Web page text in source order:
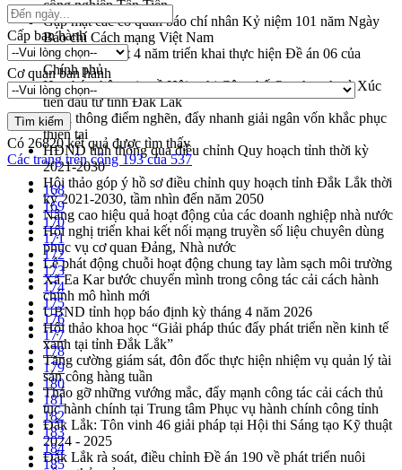
công nghiệp Tân Tiến
Gặp mặt các cơ quan báo chí nhân Kỷ niệm 101 năm Ngày
Báo chí Cách mạng Việt Nam
Đắk Lắk sơ kết 4 năm triển khai thực hiện Đề án 06 của
Chính phủ
Họp báo thông tin về Hội nghị Công bố Quy hoạch và Xúc
tiến đầu tư tỉnh Đắk Lắk
Khơi thông điểm nghẽn, đẩy nhanh giải ngân vốn khắc phục
thiên tai
HĐND tỉnh thông qua điều chỉnh Quy hoạch tỉnh thời kỳ
2021-2030
Hội thảo góp ý hồ sơ điều chỉnh quy hoạch tỉnh Đắk Lắk thời
kỳ 2021-2030, tầm nhìn đến năm 2050
Nâng cao hiệu quả hoạt động của các doanh nghiệp nhà nước
Hội nghị triển khai kết nối mạng truyền số liệu chuyên dùng
phục vụ cơ quan Đảng, Nhà nước
Lễ phát động chuỗi hoạt động chung tay làm sạch môi trường
Xã Ea Kar bước chuyển mình trong công tác cải cách hành
chính mô hình mới
UBND tỉnh họp báo định kỳ tháng 4 năm 2026
Hội thảo khoa học “Giải pháp thúc đẩy phát triển nền kinh tế
xanh tại tỉnh Đắk Lắk”
Tăng cường giám sát, đôn đốc thực hiện nhiệm vụ quản lý tài
sản công hàng tuần
Tháo gỡ những vướng mắc, đẩy mạnh công tác cải cách thủ
tục hành chính tại Trung tâm Phục vụ hành chính công tỉnh
Đắk Lắk: Tôn vinh 46 giải pháp tại Hội thi Sáng tạo Kỹ thuật
2024 - 2025
Đắk Lắk rà soát, điều chỉnh Đề án 190 về phát triển nuôi
Cấp ban hành
Cơ quan ban hành
Có 26820kết quả được tìm thấy
Các trang trên cổng 193 của 537
168
169
170
171
172
173
174
175
176
177
178
179
180
181
182
183
184
185